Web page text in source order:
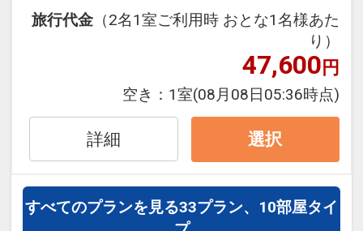
・レンタサイクル2時間可（代金不要）
※ギアなし
貸出時間10：00～17：00（台数に限り
＜ お子様用アメニティ 代金不要で貸出
あり ＞
・ベビーガード
・ベビーバス
・お子様用の歯ブラシセット
※本プランは３０日前までの予約受付で
す。２９日前以降の人数変更、おとな・
こどもの内訳変更はできません。
ここがポイント！
●滞在中、展望浴場のご利用可能♪
※メンテナンス等でご利用いただけない
ださい。
旅行代金 （2名1室ご利用時 おとな1名様あた
り）
47,600円
空き： 1室(08月08日05:36時点)
詳細 選択
すべてのプランを見る33プラン、10部屋タイ